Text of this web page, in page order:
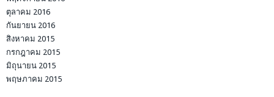
ตุลาคม 2016
กันยายน 2016
สิงหาคม 2015
กรกฎาคม 2015
มิถุนายน 2015
พฤษภาคม 2015